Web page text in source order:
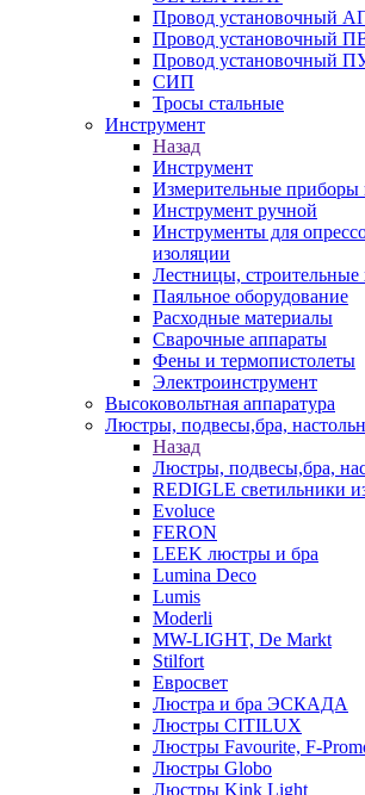
Провод установочный
Провод установочный
Провод установочный
СИП
Тросы стальные
Инструмент
Назад
Инструмент
Измерительные приборы
Инструмент ручной
Инструменты для
изоляции
Лестницы, строительные
Паяльное оборудование
Расходные материалы
Сварочные аппараты
Фены и термопистолеты
Электроинструмент
Высоковольтная аппаратура
Люстры, подвесы,бра,
Назад
Люстры, подвесы,бра,
REDIGLE светильники
Evoluce
FERON
LEEK люстры и бра
Lumina Deco
Lumis
Moderli
MW-LIGHT, De Markt
Stilfort
Евросвет
Люстра и бра ЭСКАДА
Люстры CITILUX
Люстры Favourite, F-
Люстры Globo
Люстры Kink Light